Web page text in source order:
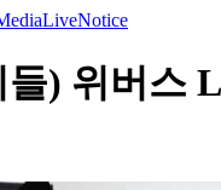
LiveNotice
) 위버스